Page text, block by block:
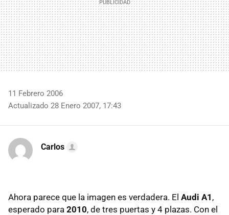
11 Febrero 2006
Actualizado 28 Enero 2007, 17:43
Carlos
Ahora parece que la imagen es verdadera. El Audi A1 ,
esperado para 2010, de tres puertas y 4 plazas. Con el